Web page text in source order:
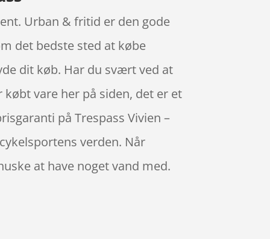
Urban & fritid er den gode
det bedste sted at købe
dit køb. Har du svært ved at
vare her på siden, det er et
på Trespass Vivien –
verden. Når
at have noget vand med.